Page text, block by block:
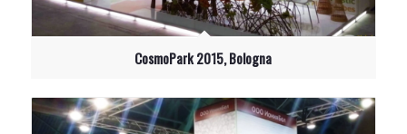
CosmoPark 2015, Bologna